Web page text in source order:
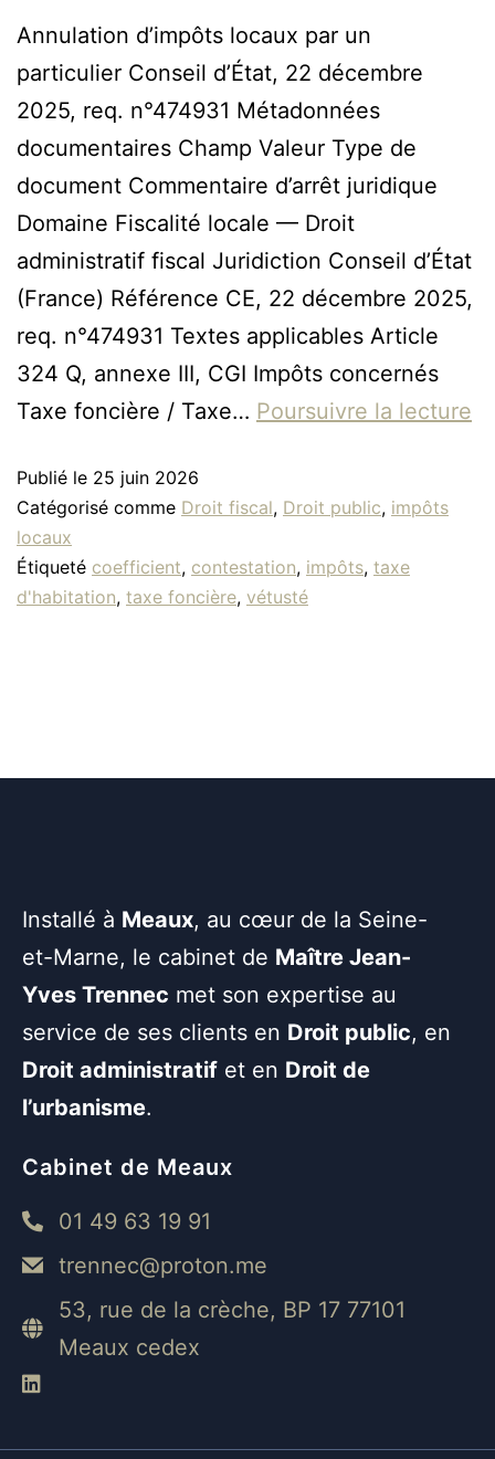
Annulation d’impôts locaux par un
particulier Conseil d’État, 22 décembre
2025, req. n°474931 Métadonnées
documentaires Champ Valeur Type de
document Commentaire d’arrêt juridique
Domaine Fiscalité locale — Droit
administratif fiscal Juridiction Conseil d’État
(France) Référence CE, 22 décembre 2025,
req. n°474931 Textes applicables Article
324 Q, annexe III, CGI Impôts concernés
Taxe foncière / Taxe… Poursuivre la lecture
Publié le 25 juin 2026
Catégorisé comme Droit fiscal, Droit public, impôts
locaux
Étiqueté coefficient, contestation, impôts, taxe
d'habitation, taxe foncière, vétusté
Installé à Meaux, au cœur de la Seine-
et-Marne, le cabinet de Maître Jean-
Yves Trennec met son expertise au
service de ses clients en Droit public, en
Droit administratif et en Droit de
l’urbanisme.
Cabinet de Meaux
01 49 63 19 91
trennec@proton.me
53, rue de la crèche, BP 17 77101
Meaux cedex